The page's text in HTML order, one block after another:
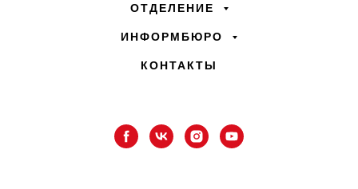
ОТДЕЛЕНИЕ
ИНФОРМБЮРО
КОНТАКТЫ